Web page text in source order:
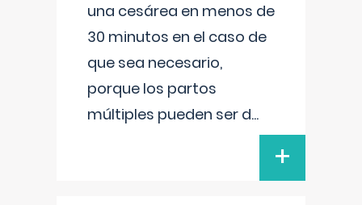
una cesárea en menos de
30 minutos en el caso de
que sea necesario,
porque los partos
múltiples pueden ser d...
+